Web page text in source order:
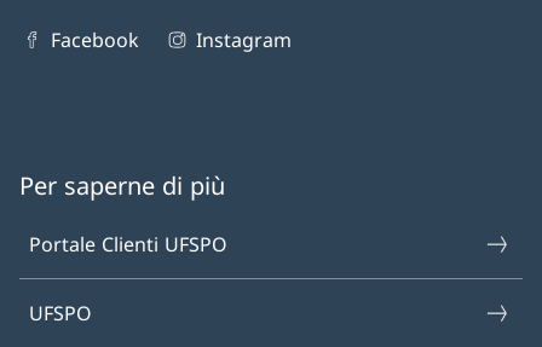
Facebook Instagram
Per saperne di più
Portale Clienti UFSPO
UFSPO